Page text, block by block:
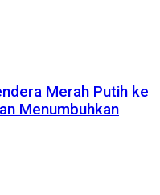
Merah Putih ke
Menumbuhkan